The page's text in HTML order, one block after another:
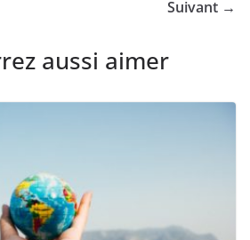
Suivant →
aussi aimer